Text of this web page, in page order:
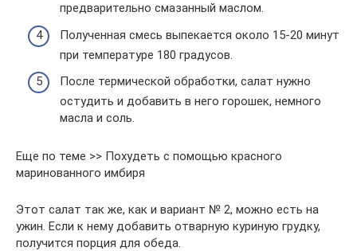
предварительно смазанный маслом.
Полученная смесь выпекается около 15-20 минут
при температуре 180 градусов.
После термической обработки, салат нужно
остудить и добавить в него горошек, немного
масла и соль.
Еще по теме >> Похудеть с помощью красного
маринованного имбиря
Этот салат так же, как и вариант № 2, можно есть на
ужин. Если к нему добавить отварную куриную грудку,
получится порция для обеда.